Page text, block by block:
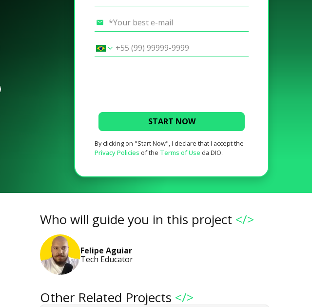
START NOW
By clicking on "Start Now", I declare that I accept the
Privacy Policies of the Terms of Use da DIO.
Who will guide you in this project </>
Felipe Aguiar
Tech Educator
Other Related Projects </>